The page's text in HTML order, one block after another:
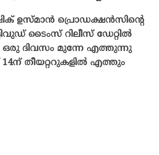
ഉസ്മാൻ പ്രൊഡക്ഷൻസിന്റെ
ടൈംസ് റിലീസ് ഡേറ്റിൽ
ഒരു ദിവസം മുന്നേ എത്തുന്നു
തീയറ്ററുകളിൽ എത്തും